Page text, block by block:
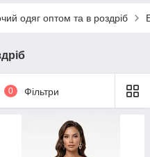
одяг оптом та в роздріб
0 Фільтри